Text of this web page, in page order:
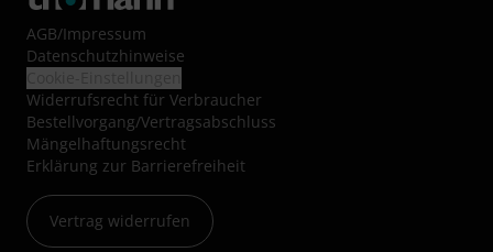
AGB/Impressum
Datenschutzhinweise
Widerrufsrecht für Verbraucher
Bestellvorgang/Vertragsabschluss
Mängelhaftungsrecht
Erklärung zur Barrierefreiheit
Vertrag widerrufen